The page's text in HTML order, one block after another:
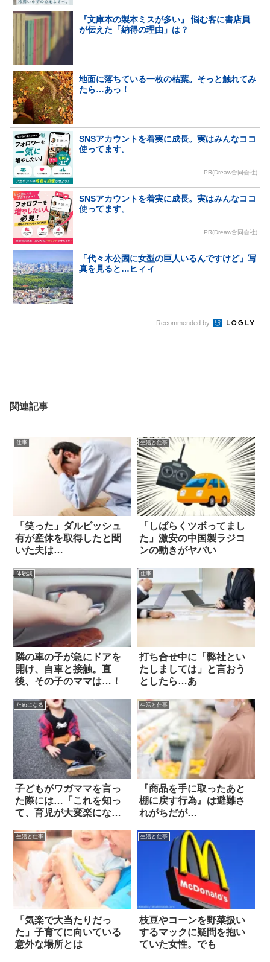
『文庫本の製本ミスが多い』 悩む客に書店員
が伝えた「納得の理由」は？
地面に落ちている一枚の枯葉。そっと触れてみ
たら…あっ！
SNSアカウントを着実に成長。実はみんなココ
使ってます。
PR(Dreaw合同会社)
SNSアカウントを着実に成長。実はみんなココ
使ってます。
PR(Dreaw合同会社)
「代々木公園に女型の巨人いるんですけど」写
真を見ると…ヒィィ
Recommended by
関連記事
仕事
「笑った」ダルビッシュ
有が産休を取得したと聞
いた夫は…
生活と仕事
「しばらくツボってまし
た」激安の中国製ラジコ
ンの動きがヤバい
体験談
隣の車の子が急にドアを
開け、自車と接触。直
後、その子のママは…！
仕事
打ち合せ中に「弊社とい
たしましては」と言おう
としたら…あ
ためになる
子どもがワガママを言っ
た際には…「これを知っ
て、育児が大変楽になっ
生活と仕事
『商品を手に取ったあと
棚に戻す行為』は避難さ
れがちだが…
生活と仕事
「気楽で大当たりだっ
た」子育てに向いている
意外な場所とは
生活と仕事
枝豆やコーンを野菜扱い
するマックに疑問を抱い
ていた女性。でも